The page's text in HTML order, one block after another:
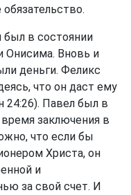
был в состоянии
Онисима. Вновь и
деньги. Феликс
что он даст ему
24:26). Павел был в
заключения в
что если бы
Христа, он
и
за свой счет. И